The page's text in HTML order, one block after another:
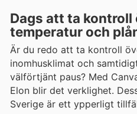
Dags att ta kontroll
temperatur och
Är du redo att ta kontroll
inomhusklimat och
välförtjänt paus? Med
Elon blir det verklighet.
Sverige är ett ypperligt